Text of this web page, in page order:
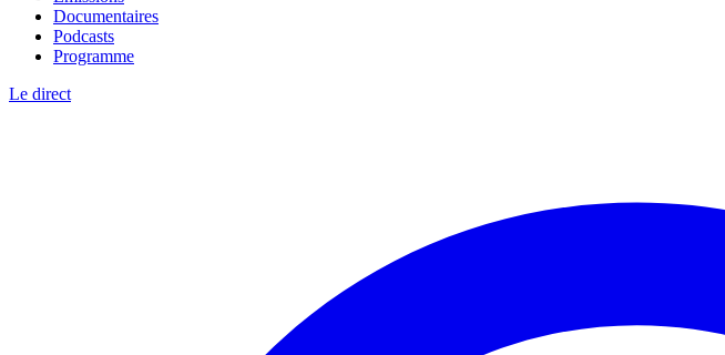
Documentaires
Podcasts
Programme
Le direct